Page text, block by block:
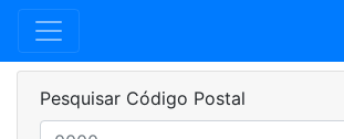
Pesquisar Código Postal